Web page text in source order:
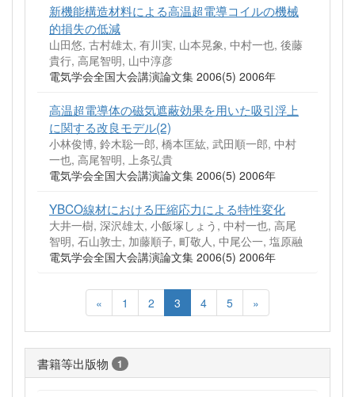
新機能構造材料による高温超電導コイルの機械
的損失の低減
山田悠, 古村雄太, 有川実, 山本晃象, 中村一也, 後藤
貴行, 高尾智明, 山中淳彦
電気学会全国大会講演論文集 2006(5) 2006年
高温超電導体の磁気遮蔽効果を用いた吸引浮上
に関する改良モデル(2)
小林俊博, 鈴木聡一郎, 橋本匡紘, 武田順一郎, 中村
一也, 高尾智明, 上条弘貴
電気学会全国大会講演論文集 2006(5) 2006年
YBCO線材における圧縮応力による特性変化
大井一樹, 深沢雄太, 小飯塚しょう, 中村一也, 高尾
智明, 石山敦士, 加藤順子, 町敬人, 中尾公一, 塩原融
電気学会全国大会講演論文集 2006(5) 2006年
« 1 2 3 4 5 »
書籍等出版物 1